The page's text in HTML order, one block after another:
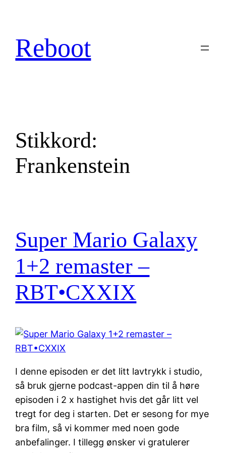
innhold
Reboot
Stikkord:
Frankenstein
Super Mario Galaxy
1+2 remaster –
RBT•CXXIX
I denne episoden er det litt lavtrykk i studio,
så bruk gjerne podcast-appen din til å høre
episoden i 2 x hastighet hvis det går litt vel
tregt for deg i starten. Det er sesong for mye
bra film, så vi kommer med noen gode
anbefalinger. I tillegg ønsker vi gratulerer